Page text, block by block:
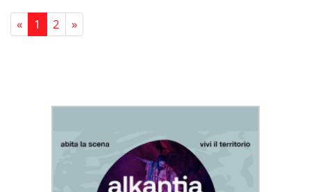
« 1 2 »